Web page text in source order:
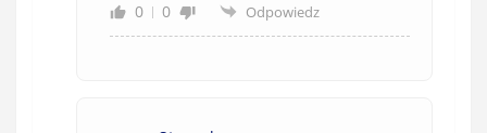
0
0 Odpowiedz